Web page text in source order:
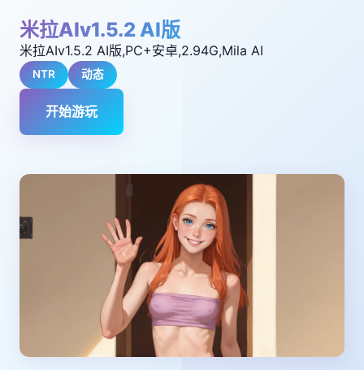
米拉AIv1.5.2 AI版
米拉AIv1.5.2 AI版,PC+安卓,2.94G,Mila AI
NTR 动态
开始游玩